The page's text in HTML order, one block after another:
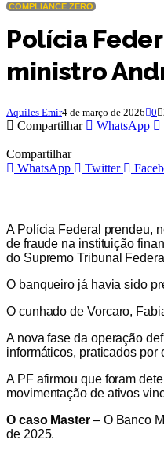
COMPLIANCE ZERO
Polícia
ministro
Aquiles Emir4 de março de 2026 0
Compartilhar WhatsApp
Compartilhar
WhatsApp
Twitter
A Polícia Federal prendeu,
de fraude na instituição
do Supremo Tribunal
O banqueiro já havia sido
O cunhado de Vorcaro,
A nova fase da operação
informáticos, praticados por
A PF afirmou que foram
movimentação de ativos
O caso Master– O Banco
de 2025.